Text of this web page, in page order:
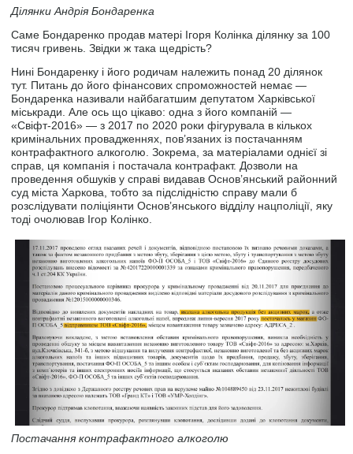
Ділянки Андрія Бондаренка
Саме Бондаренко продав матері Ігоря Колінка ділянку за 100
тисяч гривень. Звідки ж така щедрість?
Нині Бондаренку і його родичам належить понад 20 ділянок
тут. Питань до його фінансових спроможностей немає —
Бондаренка називали найбагатшим депутатом Харківської
міськради. Але ось що цікаво: одна з його компаній —
«Свіфт-2016» — з 2017 по 2020 роки фігурувала в кількох
кримінальних провадженнях, пов’язаних із постачанням
контрафактного алкоголю. Зокрема, за матеріалами однієї зі
справ, ця компанія і постачала контрафакт. Дозволи на
проведення обшуків у справі видавав Основ’янський районний
суд міста Харкова, тобто за підслідністю справу мали б
розслідувати поліціянти Основ’янського відділу нацполіції, яку
тоді очолював Ігор Колінко.
Постачання контрафактного алкоголю